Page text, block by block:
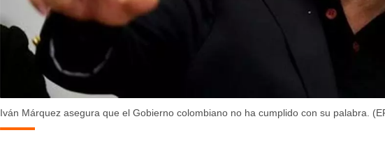
Iván Márquez asegura que el Gobierno colombiano no ha cumplido con su palabra.